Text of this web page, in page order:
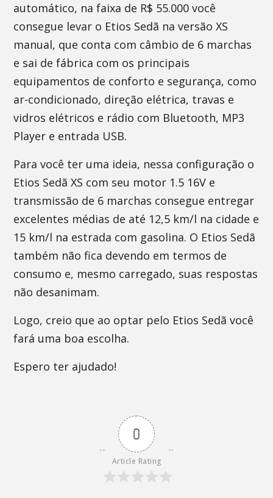
automático, na faixa de R$ 55.000 você
consegue levar o Etios Sedã na versão XS
manual, que conta com câmbio de 6 marchas
e sai de fábrica com os principais
equipamentos de conforto e segurança, como
ar-condicionado, direção elétrica, travas e
vidros elétricos e rádio com Bluetooth, MP3
Player e entrada USB.
Para você ter uma ideia, nessa configuração o
Etios Sedã XS com seu motor 1.5 16V e
transmissão de 6 marchas consegue entregar
excelentes médias de até 12,5 km/l na cidade e
15 km/l na estrada com gasolina. O Etios Sedã
também não fica devendo em termos de
consumo e, mesmo carregado, suas respostas
não desanimam.
Logo, creio que ao optar pelo Etios Sedã você
fará uma boa escolha.
Espero ter ajudado!
0
Article Rating